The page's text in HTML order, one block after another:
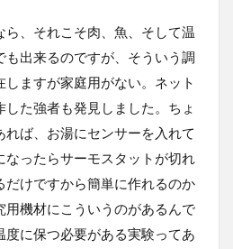
、それこそ肉、魚、そして温
も出来るのですが、そういう調
ますが家庭用がない。ネット
た強者も発見しました。ちょ
れば、お湯にセンサーを入れて
ったらサーモスタットが切れ
だけですから簡単に作れるのか
用機材にこういうのがあるんで
に保つ必要がある実験ってあ